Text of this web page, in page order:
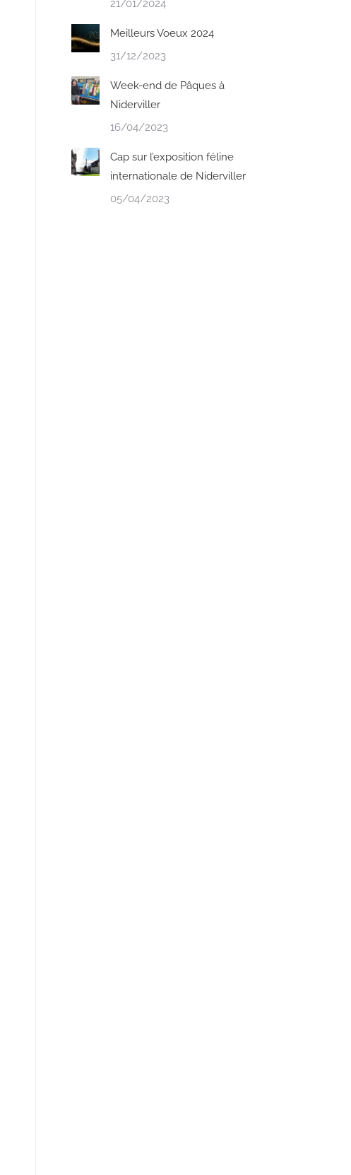
21/01/2024
Meilleurs Voeux 2024
31/12/2023
Week-end de Pâques à
Niderviller
16/04/2023
Cap sur l’exposition féline
internationale de Niderviller
05/04/2023